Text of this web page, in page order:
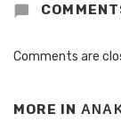
Comments are
MORE IN